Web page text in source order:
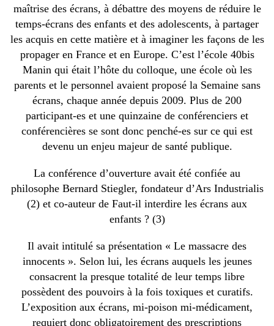
maîtrise des écrans, à débattre des moyens de réduire le
temps-écrans des enfants et des adolescents, à partager
les acquis en cette matière et à imaginer les façons de les
propager en France et en Europe. C’est l’école 40bis
Manin qui était l’hôte du colloque, une école où les
parents et le personnel avaient proposé la Semaine sans
écrans, chaque année depuis 2009. Plus de 200
participant-es et une quinzaine de conférenciers et
conférencières se sont donc penché-es sur ce qui est
devenu un enjeu majeur de santé publique.
La conférence d’ouverture avait été confiée au
philosophe Bernard Stiegler, fondateur d’Ars Industrialis
(2) et co-auteur de Faut-il interdire les écrans aux
enfants ? (3)
Il avait intitulé sa présentation « Le massacre des
innocents ». Selon lui, les écrans auquels les jeunes
consacrent la presque totalité de leur temps libre
possèdent des pouvoirs à la fois toxiques et curatifs.
L’exposition aux écrans, mi-poison mi-médicament,
requiert donc obligatoirement des prescriptions